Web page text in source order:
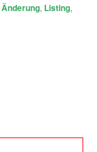
Änderung, Listing,